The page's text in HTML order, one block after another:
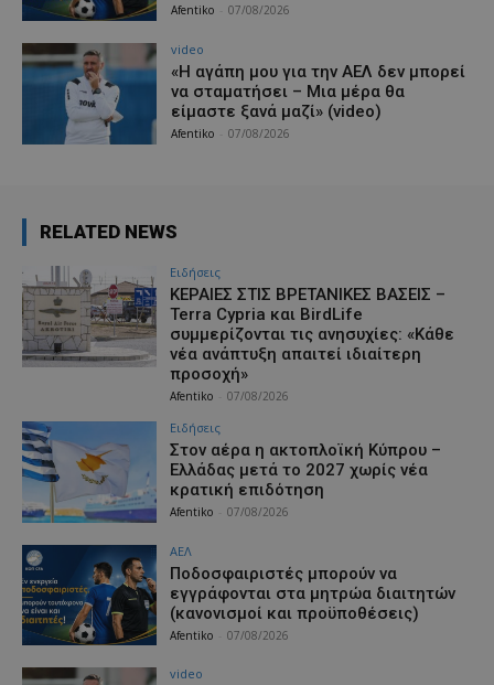
Afentiko 07/08/2026
video
«Η αγάπη μου για την ΑΕΛ δεν μπορεί
να σταματήσει – Μια μέρα θα
είμαστε ξανά μαζί» (video)
Afentiko 07/08/2026
RELATED NEWS
Ειδήσεις
ΚΕΡΑΙΕΣ ΣΤΙΣ ΒΡΕΤΑΝΙΚΕΣ ΒΑΣΕΙΣ –
Terra Cypria και BirdLife
συμμερίζονται τις ανησυχίες: «Κάθε
νέα ανάπτυξη απαιτεί ιδιαίτερη
προσοχή»
Afentiko 07/08/2026
Ειδήσεις
Στον αέρα η ακτοπλοϊκή Κύπρου –
Ελλάδας μετά το 2027 χωρίς νέα
κρατική επιδότηση
Afentiko 07/08/2026
ΑΕΛ
Ποδοσφαιριστές μπορούν να
εγγράφονται στα μητρώα διαιτητών
(κανονισμοί και προϋποθέσεις)
Afentiko 07/08/2026
video